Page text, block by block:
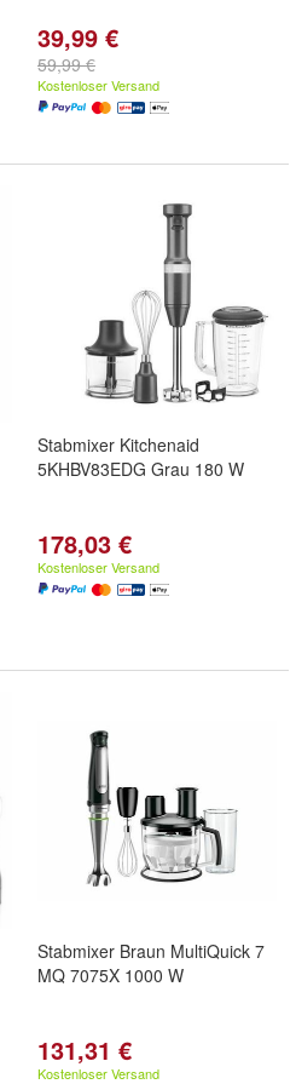
39,99 €
59,99 €
Kostenloser Versand
Stabmixer Kitchenaid
5KHBV83EDG Grau 180 W
178,03 €
Kostenloser Versand
Stabmixer Braun MultiQuick 7
MQ 7075X 1000 W
131,31 €
Kostenloser Versand